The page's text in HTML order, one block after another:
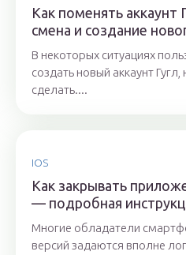
Как поменять
смена и создание
В некоторых ситуациях
создать новый аккаунт
сделать....
IOS
Как закрывать
— подробная
Многие обладатели
версий задаются вполне